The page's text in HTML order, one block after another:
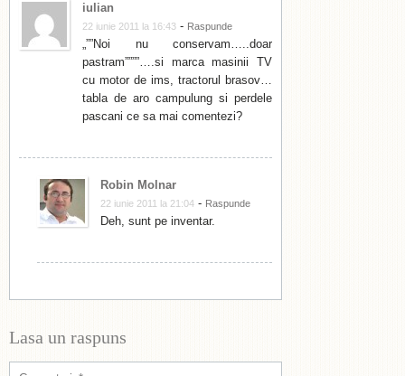
iulian
22 iunie 2011 la 16:43 - Raspunde
„””Noi nu conservam…..doar
pastram””””….si marca masinii TV
cu motor de ims, tractorul brasov…
tabla de aro campulung si perdele
pascani ce sa mai comentezi?
Robin Molnar
22 iunie 2011 la 21:04 - Raspunde
Deh, sunt pe inventar.
Lasa un raspuns